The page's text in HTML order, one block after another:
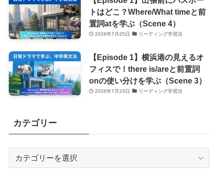
トはどこ？Where/What timeと前
置詞atを学ぶ（Scene 4）
2026年7月25日 リーディング学習法
【Episode 1】横浜港の見えるオ
フィスで！there is/areと前置詞
onの使い分けを学ぶ（Scene 3）
2026年7月23日 リーディング学習法
カテゴリー